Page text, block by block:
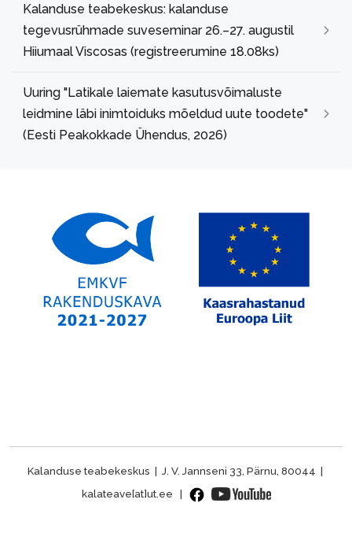
Kalanduse teabekeskus: kalanduse
tegevusrühmade suveseminar 26.–27. augustil
Hiiumaal Viscosas (registreerumine 18.08ks)
Uuring "Latikale laiemate kasutusvõimaluste
leidmine läbi inimtoiduks mõeldud uute toodete"
(Eesti Peakokkade Ühendus, 2026)
Kalanduse teabekeskus | J. V. Jannseni 33, Pärnu, 80044 |
kalateave[at]ut.ee |